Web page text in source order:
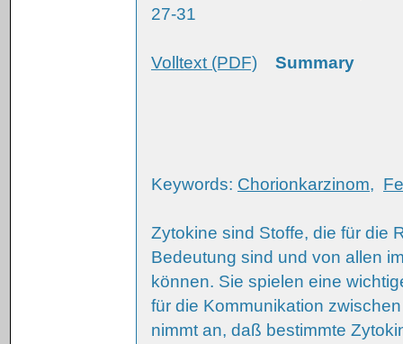
27-31
Volltext (PDF) Summary
Keywords: Chorionkarzinom,
Zytokine sind Stoffe, die für die
Bedeutung sind und von allen
können. Sie spielen eine
für die Kommunikation
nimmt an, daß bestimmte